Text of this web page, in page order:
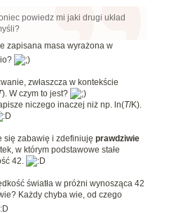
powiedz mi jaki drugi układ
zapisana masa wyrażona w
zwłaszcza w kontekście
). W czym to jest?
niczego inaczej niż np. ln(T/K).
się zabawię i zdefiniuję prawdziwie
w którym podstawowe stałe
42.
światła w próżni wynosząca 42
Każdy chyba wie, od czego